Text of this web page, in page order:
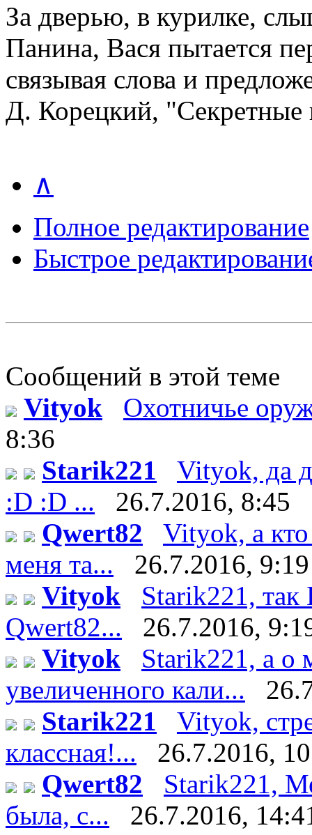
За дверью, в курилке,
Панина, Вася пытается
связывая слова и
Д. Корецкий, "Секретные
∧
Полное редактирование
Быстрое
Сообщений в этой теме
Vityok
Охотничье
8:36
Starik221
Vityok, да
:D :D ...
26.7.2016, 8:45
Qwert82
Vityok, а
меня та...
26.7.2016, 9:19
Vityok
Starik221,
Qwert82...
26.7.2016,
Vityok
Starik221, а о
увеличенного кали...
Starik221
Vityok,
классная!...
26.7.2016,
Qwert82
Starik221,
была, с...
26.7.2016,